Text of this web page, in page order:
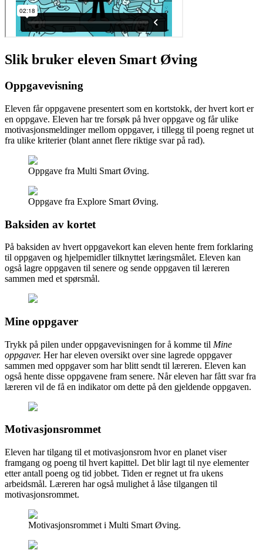
Slik bruker eleven Smart Øving
Oppgavevisning
Eleven får oppgavene presentert som en kortstokk, der hvert kort er
en oppgave. Eleven har tre forsøk på hver oppgave og får ulike
motivasjonsmeldinger mellom oppgaver, i tillegg til poeng regnet ut
fra ulike kriterier (blant annet flere riktige svar på rad).
Oppgave fra Multi Smart Øving.
Oppgave fra Explore Smart Øving.
Baksiden av kortet
På baksiden av hvert oppgavekort kan eleven hente frem forklaring
til oppgaven og hjelpemidler tilknyttet læringsmålet. Eleven kan
også lagre oppgaven til senere og sende oppgaven til læreren
sammen med et spørsmål.
Mine oppgaver
Trykk på pilen under oppgavevisningen for å komme til Mine
oppgaver. Her har eleven oversikt over sine lagrede oppgaver
sammen med oppgaver som har blitt sendt til læreren. Eleven kan
også hente disse oppgavene fram senere. Når eleven har fått svar fra
læreren vil de få en indikator om dette på den gjeldende oppgaven.
Motivasjonsrommet
Eleven har tilgang til et motivasjonsrom hvor en planet viser
framgang og poeng til hvert kapittel. Det blir lagt til nye elementer
etter antall poeng og tid jobbet. Tiden er regnet ut fra ukens
arbeidsmål. Læreren har også mulighet å låse tilgangen til
motivasjonsrommet.
Motivasjonsrommet i Multi Smart Øving.